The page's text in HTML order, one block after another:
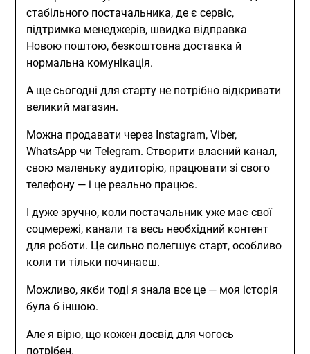
стабільного постачальника, де є сервіс,
підтримка менеджерів, швидка відправка
Новою поштою, безкоштовна доставка й
нормальна комунікація.
А ще сьогодні для старту не потрібно відкривати
великий магазин.
Можна продавати через Instagram, Viber,
WhatsApp чи Telegram. Створити власний канал,
свою маленьку аудиторію, працювати зі свого
телефону — і це реально працює.
І дуже зручно, коли постачальник уже має свої
соцмережі, канали та весь необхідний контент
для роботи. Це сильно полегшує старт, особливо
коли ти тільки починаєш.
Можливо, якби тоді я знала все це — моя історія
була б іншою.
Але я вірю, що кожен досвід для чогось
потрібен.